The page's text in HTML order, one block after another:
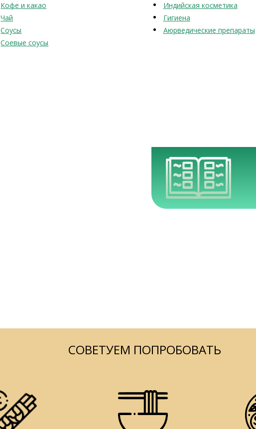
Кофе и какао
Чай
Соусы
Соевые соусы
Индийская косметика
Гигиена
Аюрведические препараты
СОВЕТУЕМ ПОПРОБОВАТЬ